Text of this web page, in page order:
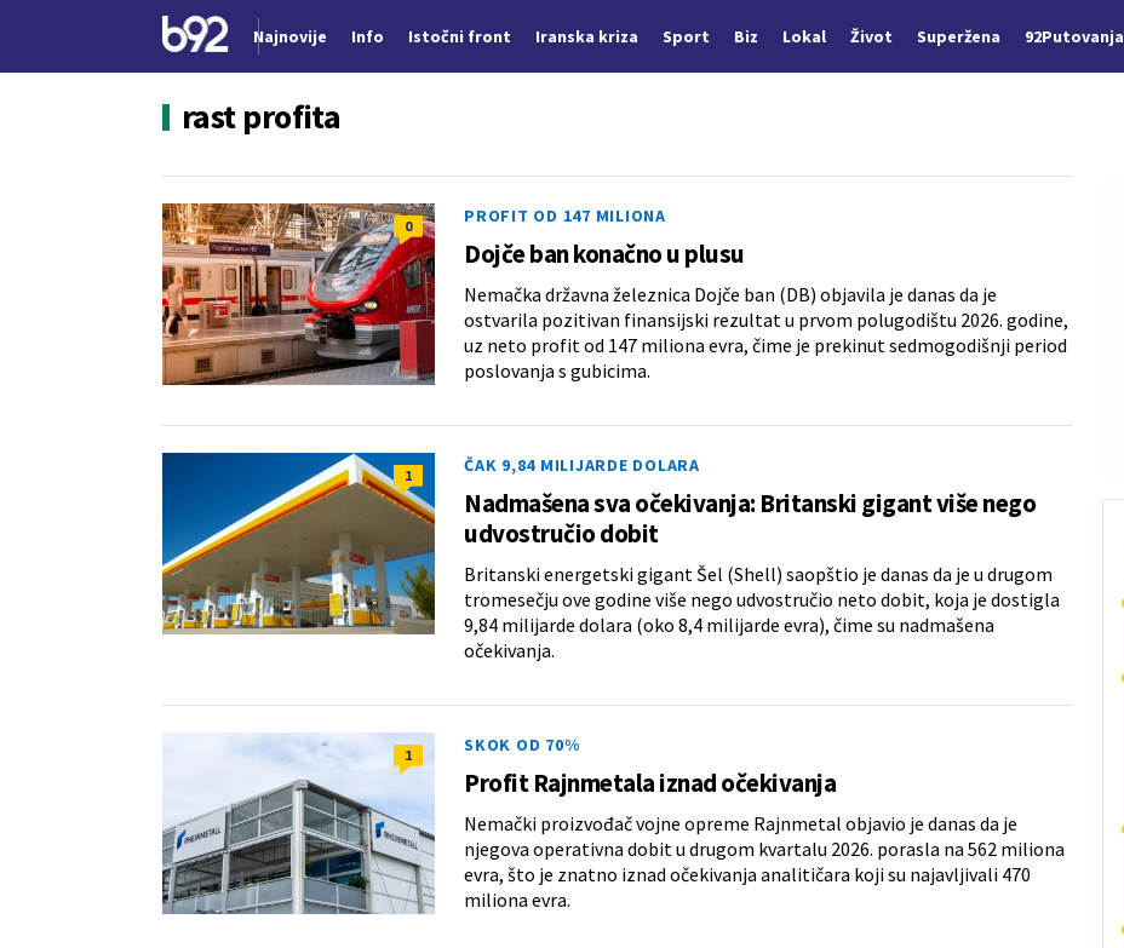
Najnovije Info Istočni front Iranska kriza Sport Biz Lokal Život Superžena 92Putovanja
rast profita
0 PROFIT OD 147 MILIONA
Dojče ban konačno u plusu
Nemačka državna železnica Dojče ban (DB) objavila je danas da je
ostvarila pozitivan finansijski rezultat u prvom polugodištu 2026. godine,
uz neto profit od 147 miliona evra, čime je prekinut sedmogodišnji period
poslovanja s gubicima.
1 ČAK 9,84 MILIJARDE DOLARA
Nadmašena sva očekivanja: Britanski gigant više nego
udvostručio dobit
Britanski energetski gigant Šel (Shell) saopštio je danas da je u drugom
tromesečju ove godine više nego udvostručio neto dobit, koja je dostigla
9,84 milijarde dolara (oko 8,4 milijarde evra), čime su nadmašena
očekivanja.
1 SKOK OD 70%
Profit Rajnmetala iznad očekivanja
Nemački proizvođač vojne opreme Rajnmetal objavio je danas da je
njegova operativna dobit u drugom kvartalu 2026. porasla na 562 miliona
evra, što je znatno iznad očekivanja analitičara koji su najavljivali 470
miliona evra.